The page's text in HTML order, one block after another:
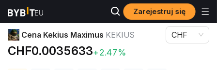
Zarejestruj się
Ceny kryptowalut Cena Kekius Maximus KEKIUS
Cena Kekius Maximus KEKIUS
CHF0.0035633+2.47%
CHF